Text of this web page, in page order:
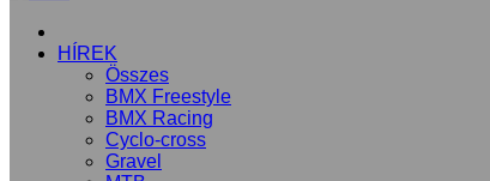
HÍREK
Összes
BMX Freestyle
BMX Racing
Cyclo-cross
Gravel